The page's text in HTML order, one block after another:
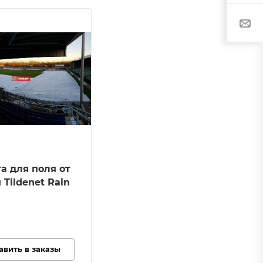
для поля от
Rain
в заказы